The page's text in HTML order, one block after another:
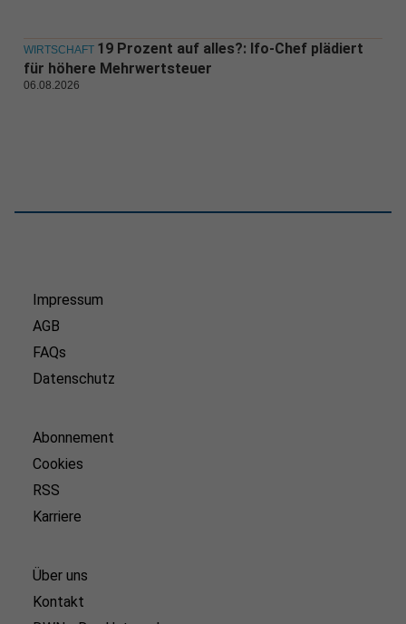
WIRTSCHAFT 19 Prozent auf alles?: Ifo-Chef plädiert
für höhere Mehrwertsteuer
06.08.2026
Impressum
AGB
FAQs
Datenschutz
Abonnement
Cookies
RSS
Karriere
Über uns
Kontakt